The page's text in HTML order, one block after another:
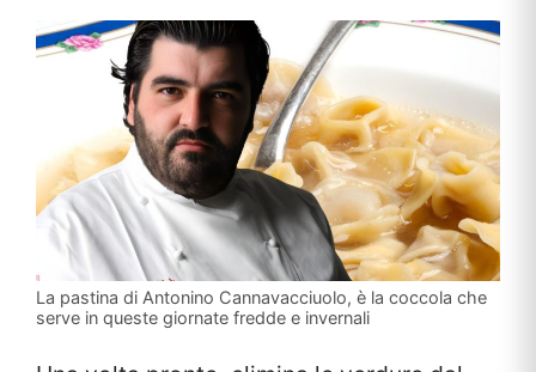
La pastina di Antonino Cannavacciuolo, è la coccola che
serve in queste giornate fredde e invernali